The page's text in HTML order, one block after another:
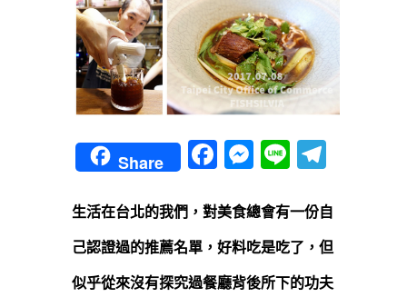
Share Facebook
Messenger
Line
生活在台北的我們，對美食總會有一份自
己認證過的推薦名單，好料吃是吃了，但
似乎從來沒有探究過餐廳背後所下的功夫